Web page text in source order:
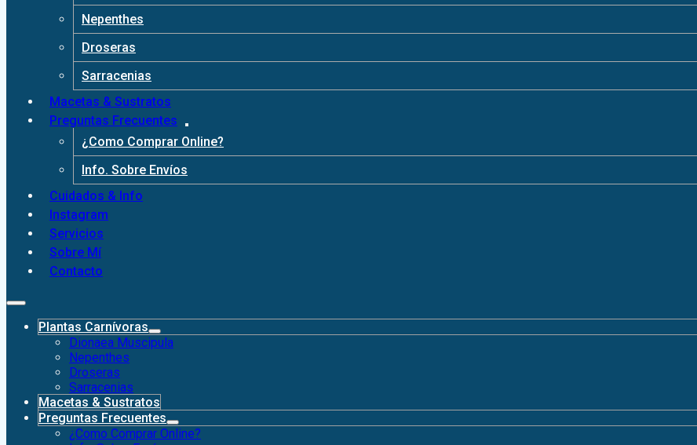
Nepenthes
Droseras
Sarracenias
Macetas & Sustratos
Preguntas Frecuentes
¿Como Comprar Online?
Info. Sobre Envíos
Cuidados & Info
Instagram
Servicios
Sobre Mí
Contacto
Plantas Carnívoras
Dionaea Muscipula
Nepenthes
Droseras
Sarracenias
Macetas & Sustratos
Preguntas Frecuentes
¿Como Comprar Online?